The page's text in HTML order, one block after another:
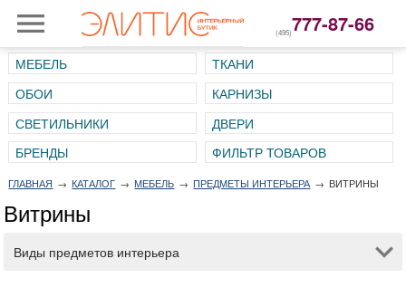
(495)777-87-66
МЕБЕЛЬ
ТКАНИ
ОБОИ
КАРНИЗЫ
СВЕТИЛЬНИКИ
ДВЕРИ
ГЛАВНАЯ → КАТАЛОГ → МЕБЕЛЬ → ПРЕДМЕТЫ ИНТЕРЬЕРА → ВИТРИНЫ
Витрины
Виды предметов интерьера